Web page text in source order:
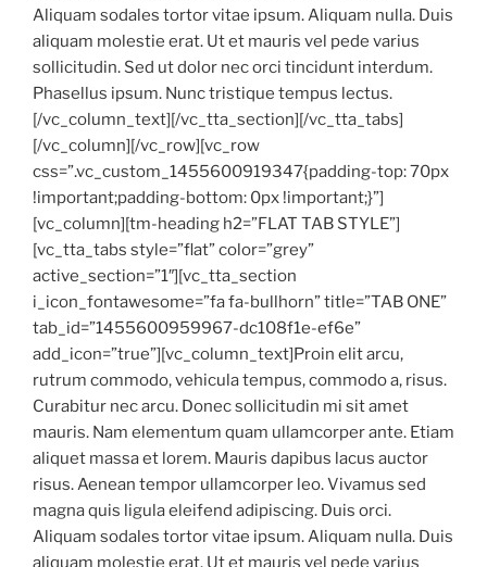
Aliquam sodales tortor vitae ipsum. Aliquam nulla. Duis
aliquam molestie erat. Ut et mauris vel pede varius
sollicitudin. Sed ut dolor nec orci tincidunt interdum.
Phasellus ipsum. Nunc tristique tempus lectus.
[/vc_column_text][/vc_tta_section][/vc_tta_tabs]
[/vc_column][/vc_row][vc_row
css=”.vc_custom_1455600919347{padding-top: 70px
!important;padding-bottom: 0px !important;}”]
[vc_column][tm-heading h2=”FLAT TAB STYLE”]
[vc_tta_tabs style=”flat” color=”grey”
active_section=”1″][vc_tta_section
i_icon_fontawesome=”fa fa-bullhorn” title=”TAB ONE”
tab_id=”1455600959967-dc108f1e-ef6e”
add_icon=”true”][vc_column_text]Proin elit arcu,
rutrum commodo, vehicula tempus, commodo a, risus.
Curabitur nec arcu. Donec sollicitudin mi sit amet
mauris. Nam elementum quam ullamcorper ante. Etiam
aliquet massa et lorem. Mauris dapibus lacus auctor
risus. Aenean tempor ullamcorper leo. Vivamus sed
magna quis ligula eleifend adipiscing. Duis orci.
Aliquam sodales tortor vitae ipsum. Aliquam nulla. Duis
aliquam molestie erat. Ut et mauris vel pede varius